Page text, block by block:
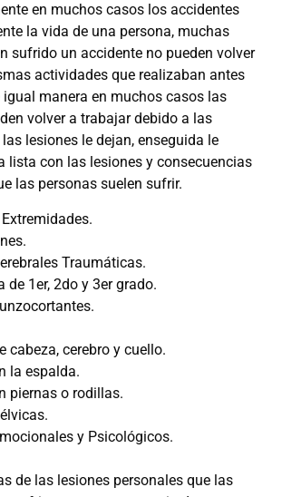
en muchos casos los accidentes
la vida de una persona, muchas
sufrido un accidente no pueden volver
actividades que realizaban antes
igual manera en muchos casos las
volver a trabajar debido a las
lesiones le dejan, enseguida le
lista con las lesiones y consecuencias
las personas suelen sufrir.
Traumáticas.
de 1er, 2do y 3er grado.
cabeza, cerebro y cuello.
la espalda.
piernas o rodillas.
y Psicológicos.
de las lesiones personales que las